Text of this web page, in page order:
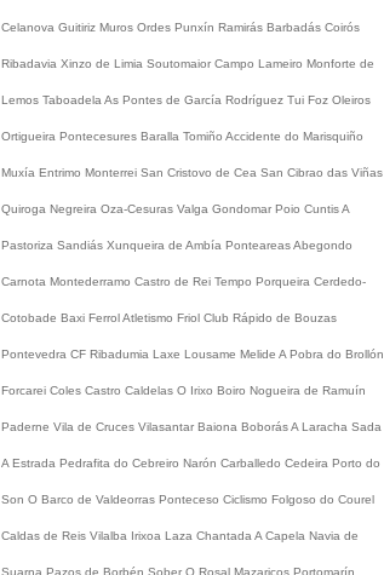
Celanova Guitiriz Muros Ordes Punxín Ramirás Barbadás Coirós
Ribadavia Xinzo de Limia Soutomaior Campo Lameiro Monforte de
Lemos Taboadela As Pontes de García Rodríguez Tui Foz Oleiros
Ortigueira Pontecesures Baralla Tomiño Accidente do Marisquiño
Muxía Entrimo Monterrei San Cristovo de Cea San Cibrao das Viñas
Quiroga Negreira Oza-Cesuras Valga Gondomar Poio CuntisA
Pastoriza Sandiás Xunqueira de Ambía PonteareasAbegondo
Carnota Montederramo Castro de Rei Tempo Porqueira Cerdedo-
Cotobade Baxi FerrolAtletismo Friol Club Rápido de Bouzas
Pontevedra CF Ribadumia Laxe Lousame Melide A Pobra do Brollón
Forcarei Coles Castro Caldelas O Irixo Boiro Nogueira de Ramuín
Paderne Vila de Cruces Vilasantar Baiona BoborásA Laracha Sada
A Estrada Pedrafita do Cebreiro Narón Carballedo Cedeira Porto do
Son O Barco de Valdeorras Ponteceso Ciclismo Folgoso do Courel
Caldas de Reis Vilalba Irixoa Laza Chantada A Capela Navia de
Suarna Pazos de Borbén Sober O Rosal Mazaricos Portomarín